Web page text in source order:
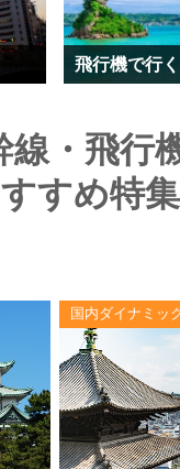
飛行機で行
線・飛行
すめ特集
国内ダイナミッ